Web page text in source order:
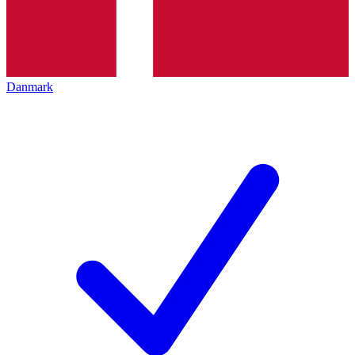
Danmark